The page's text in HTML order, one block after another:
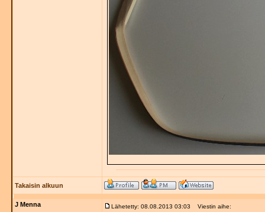
Takaisin alkuun
J Menna Lähetetty: 08.08.2013 03:03 Viestin aihe: